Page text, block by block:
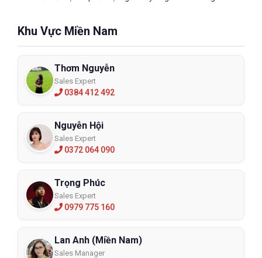
Khu Vực Miền Nam
Thơm Nguyễn
Sales Expert
0384 412 492
Nguyễn Hội
Sales Expert
0372 064 090
Trọng Phúc
Sales Expert
0979 775 160
Lan Anh (Miền Nam)
Sales Manager